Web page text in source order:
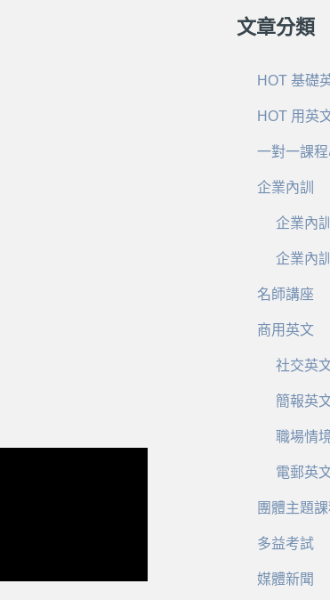
文章分類
HOT 基礎
HOT 用英
一對一課
企業內訓
企業內
企業內
名師講座
商用英文
社交英
簡報英
職場情
電郵英
團體主題
多益考試
媒體新聞